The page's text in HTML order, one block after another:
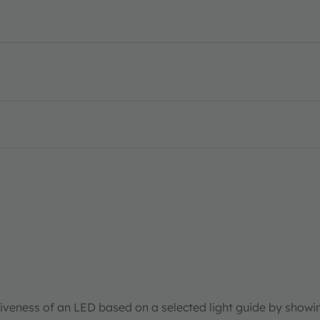
of an LED based on a selected light guide by